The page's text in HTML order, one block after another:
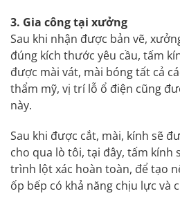
3. Gia công tại xưởng
Sau khi nhận được bản vẽ,
đúng kích thước yêu cầu, tấm
được mài vát, mài bóng tất cả
thẩm mỹ, vị trí lỗ ổ điện cũng
này.
Sau khi được cắt, mài, kính sẽ
cho qua lò tôi, tại đây, tấm kính
trình lột xác hoàn toàn, để tạo
ốp bếp có khả năng chịu lực và